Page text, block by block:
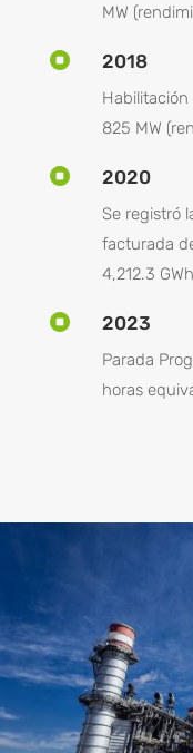
MW
 2018
Habilitación
825 MW
 2020
Se registró
facturada
4,212.3
 2023
Parada
horas